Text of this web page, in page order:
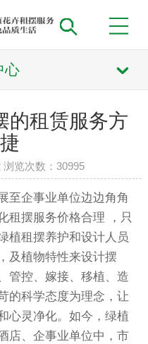
心
的租赁服务方
览次数： 30995
至企事业单位边边角角
租摆服务价格合理 ，只
植租摆养护和设计人员
及植物特性来设计摆
管控、嫁接、移植、造
的科学态度为理念，让
心灵净化。如今，绿植
店、企事业单位中，市